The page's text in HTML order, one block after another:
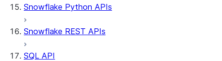
Snowflake Python APIs
Snowflake REST APIs
SQL API